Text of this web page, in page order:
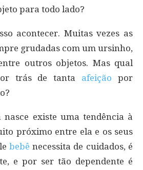
para todo lado?
acontecer. Muitas vezes as
grudadas com um ursinho,
outros objetos. Mas qual
trás de tanta afeição por
existe uma tendência à
próximo entre ela e os seus
bebênecessita de cuidados, é
e por ser tão dependente é